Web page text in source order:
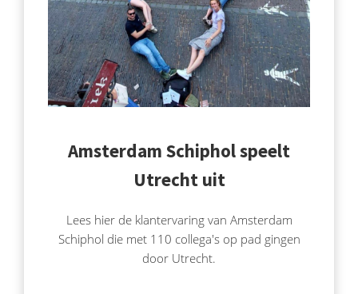
Amsterdam Schiphol speelt
Utrecht uit
Lees hier de klantervaring van Amsterdam
Schiphol die met 110 collega's op pad gingen
door Utrecht.